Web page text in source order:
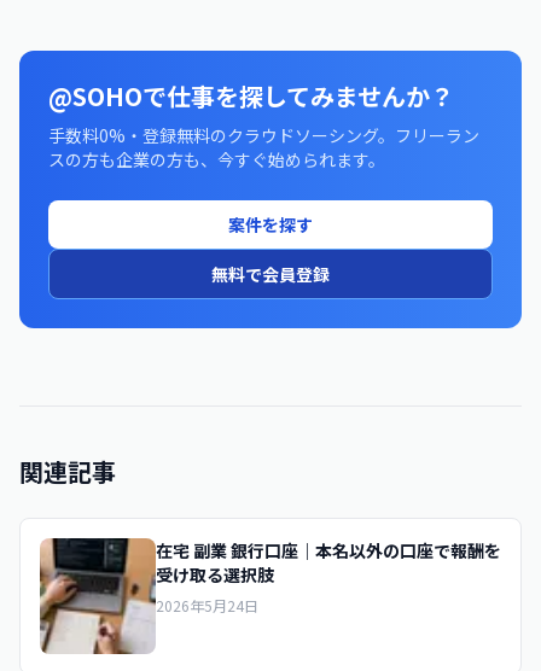
@SOHOで仕事を探してみませんか？
手数料0%・登録無料のクラウドソーシング。フリーラン
スの方も企業の方も、今すぐ始められます。
案件を探す
無料で会員登録
関連記事
在宅 副業 銀行口座｜本名以外の口座で報酬を
受け取る選択肢
2026年5月24日